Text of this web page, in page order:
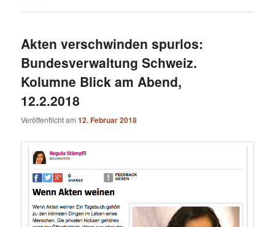
Akten verschwinden spurlos:
Bundesverwaltung Schweiz.
Kolumne Blick am Abend,
12.2.2018
Veröffentlicht am12. Februar 2018